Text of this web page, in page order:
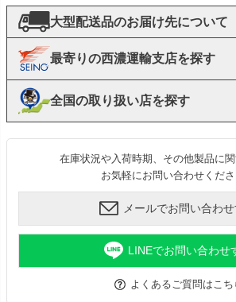
大型配送品のお届け先について
最寄りの西濃運輸支店を探す
全国の取り扱い店を探す
在庫状況や入荷時期、その他製品に
お気軽にお問い合わせくださ
メールでお問い合わせ
LINEでお問い合わせ
よくあるご質問はこち